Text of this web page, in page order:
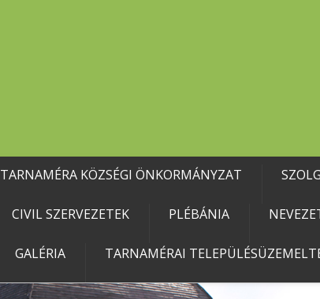
TARNAMÉRA KÖZSÉGI ÖNKORMÁNYZAT
CIVIL SZERVEZETEK PLÉBÁNIA
GALÉRIA TARNAMÉRAI